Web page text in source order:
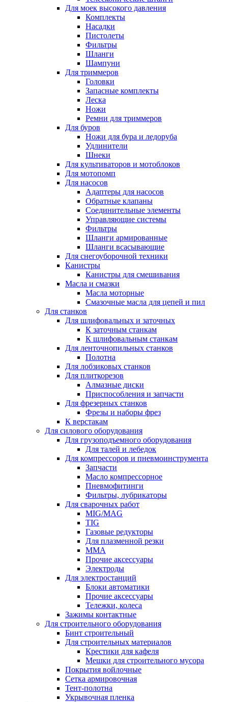
Для моек высокого давления
Комплекты
Насадки
Пистолеты
Фильтры
Шланги
Шампуни
Для триммеров
Головки
Запасные комплекты
Леска
Ножи
Ремни для триммеров
Для буров
Ножи для бура и ледоруба
Удлинители
Шнеки
Для культиваторов и мотоблоков
Для мотопомп
Для насосов
Адаптеры для насосов
Обратные клапаны
Соединительные элементы
Управляющие системы
Фильтры
Шланги армированные
Шланги всасывающие
Для снегоуборочной техники
Канистры
Канистры для смешивания
Масла и смазки
Масла моторные
Смазочные масла для цепей и пил
Для станков
Для шлифовальных и заточных
К заточным станкам
К шлифовальным станкам
Для ленточнопильных станков
Полотна
Для лобзиковых станков
Для плиткорезов
Алмазные диски
Приспособления и запчасти
Для фрезерных станков
Фрезы и наборы фрез
К верстакам
Для силового оборудования
Для грузоподъемного оборудования
Для талей и лебедок
Для компрессоров и пневмоинструмента
Запчасти
Масло компрессорное
Пневмофитинги
Фильтры, лубрикаторы
Для сварочных работ
MIG/MAG
TIG
Газовые редукторы
Для плазменной резки
ММА
Прочие аксессуары
Электроды
Для электростанций
Блоки автоматики
Прочие аксессуары
Тележки, колеса
Зажимы контактные
Для строительного оборудования
Бинт строительный
Для строительных материалов
Крестики для кафеля
Мешки для строительного мусора
Покрытия войлочные
Сетка армировочная
Тент-полотна
Укрывочная пленка